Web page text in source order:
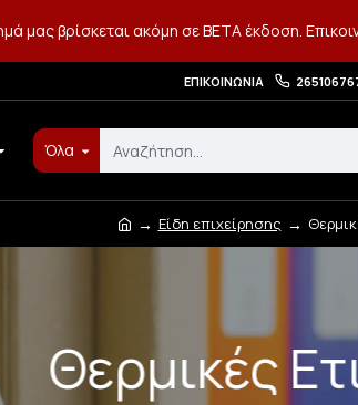
μας βρίσκεται ακόμη σε BETA έκδοση.
ΕΠΙΚΟΙΝΩΝΊΑ
Όλα
Είδη επιχείρησης
Θερμικές